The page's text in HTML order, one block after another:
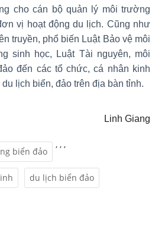
cho cán bộ quản lý môi trường
vị hoạt động du lịch. Cũng như
truyền, phổ biến Luật Bảo vệ môi
sinh học, Luật Tài nguyên, môi
đến các tổ chức, cá nhân kinh
lịch biển, đảo trên địa bàn tỉnh.
Linh Giang
biển đảo
, ,
du lịch biển đảo
,